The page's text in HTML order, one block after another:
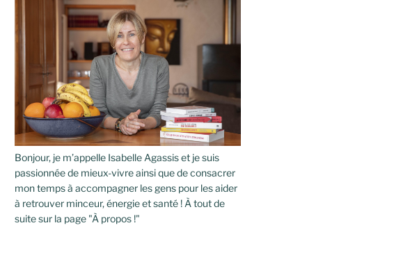
Bonjour, je m’appelle Isabelle Agassis et je suis
passionnée de mieux-vivre ainsi que de consacrer
mon temps à accompagner les gens pour les aider
à retrouver minceur, énergie et santé ! À tout de
suite sur la page "À propos !"